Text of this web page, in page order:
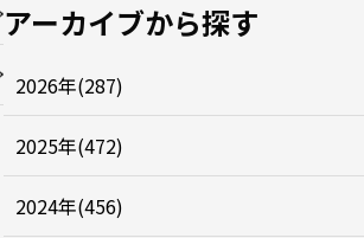
アーカイブから探す
2026年(287)
2025年(472)
2024年(456)